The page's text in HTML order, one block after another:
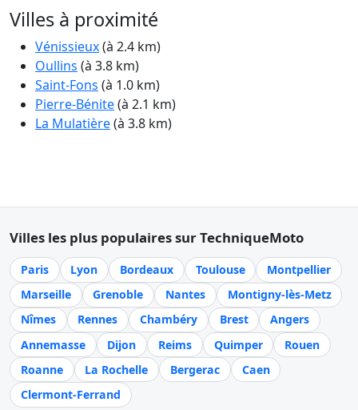
Villes à proximité
Vénissieux(à 2.4 km)
Oullins (à 3.8 km)
Saint-Fons (à 1.0 km)
Pierre-Bénite(à 2.1 km)
La Mulatière(à 3.8 km)
Villes les plus populaires sur TechniqueMoto
Paris Lyon Bordeaux Toulouse
Montpellier
Marseille
Grenoble Nantes
Montigny-lès-Metz
Nîmes
Rennes Chambéry Brest
Angers
Annemasse
Dijon Reims Quimper
Rouen
Roanne
La Rochelle Bergerac
Caen
Clermont-Ferrand